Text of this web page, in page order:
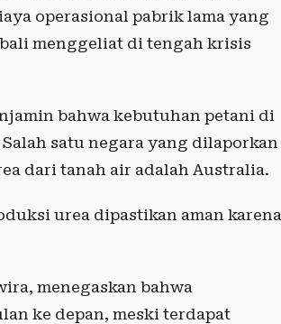
operasional pabrik lama yang
menggeliat di tengah krisis
bahwa kebutuhan petani di
satu negara yang dilaporkan
dari tanah air adalah Australia.
urea dipastikan aman karena
menegaskan bahwa
ke depan, meski terdapat